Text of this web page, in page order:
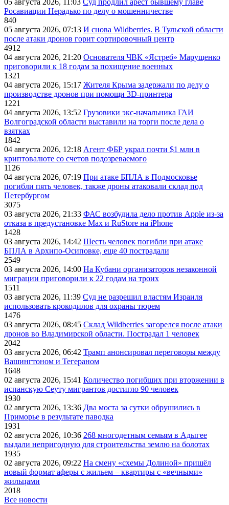
05 августа 2026, 11:03 Суд продлил арест бывшему главе
Росавиации Нерадько по делу о мошенничестве
840
05 августа 2026, 07:13 И снова Wildberries. В Тульской области
после атаки дронов горит сортировочный центр
4912
04 августа 2026, 21:20 Основателя ЧВК «Ястреб» Марущенко
приговорили к 18 годам за похищение военных
1321
04 августа 2026, 15:17 Жителя Крыма задержали по делу о
производстве дронов при помощи 3D‑принтера
1221
04 августа 2026, 13:52 Грузовики экс-начальника ГАИ
Волгоградской области выставили на торги после дела о
взятках
1842
04 августа 2026, 12:18 Агент ФБР украл почти $1 млн в
криптовалюте со счетов подозреваемого
1126
04 августа 2026, 07:19 При атаке БПЛА в Подмосковье
погибли пять человек, также дроны атаковали склад под
Петербургом
3075
03 августа 2026, 21:33 ФАС возбудила дело против Apple из-за
отказа в предустановке Max и RuStore на iPhone
1428
03 августа 2026, 14:42 Шесть человек погибли при атаке
БПЛА в Архипо-Осиповке, еще 40 пострадали
2549
03 августа 2026, 14:00 На Кубани организаторов незаконной
миграции приговорили к 22 годам на троих
1511
03 августа 2026, 11:39 Суд не разрешил властям Израиля
использовать крокодилов для охраны тюрем
1476
03 августа 2026, 08:45 Склад Wildberries загорелся после атаки
дронов во Владимирской области. Пострадал 1 человек
2042
03 августа 2026, 06:42 Трамп анонсировал переговоры между
Вашингтоном и Тегераном
1648
02 августа 2026, 15:41 Количество погибших при вторжении в
испанскую Сеуту мигрантов достигло 90 человек
1930
02 августа 2026, 13:36 Два моста за сутки обрушились в
Приморье в результате паводка
1931
02 августа 2026, 10:36 268 многодетным семьям в Адыгее
выдали непригодную для строительства землю на болотах
1935
02 августа 2026, 09:22 На смену «схемы Долиной» пришёл
новый формат аферы с жильем – квартиры с «вечными»
жильцами
2018
Все новости